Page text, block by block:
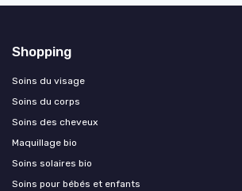
Shopping
Soins du visage
Soins du corps
Soins des cheveux
Maquillage bio
Soins solaires bio
Soins pour bébés et enfants